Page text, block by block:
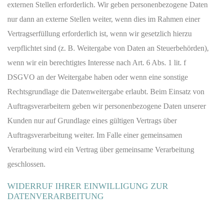
externen Stellen erforderlich. Wir geben personenbezogene Daten
nur dann an externe Stellen weiter, wenn dies im Rahmen einer
Vertragserfüllung erforderlich ist, wenn wir gesetzlich hierzu
verpflichtet sind (z. B. Weitergabe von Daten an Steuerbehörden),
wenn wir ein berechtigtes Interesse nach Art. 6 Abs. 1 lit. f
DSGVO an der Weitergabe haben oder wenn eine sonstige
Rechtsgrundlage die Datenweitergabe erlaubt. Beim Einsatz von
Auftragsverarbeitern geben wir personenbezogene Daten unserer
Kunden nur auf Grundlage eines gültigen Vertrags über
Auftragsverarbeitung weiter. Im Falle einer gemeinsamen
Verarbeitung wird ein Vertrag über gemeinsame Verarbeitung
geschlossen.
WIDERRUF IHRER EINWILLIGUNG ZUR
DATENVERARBEITUNG